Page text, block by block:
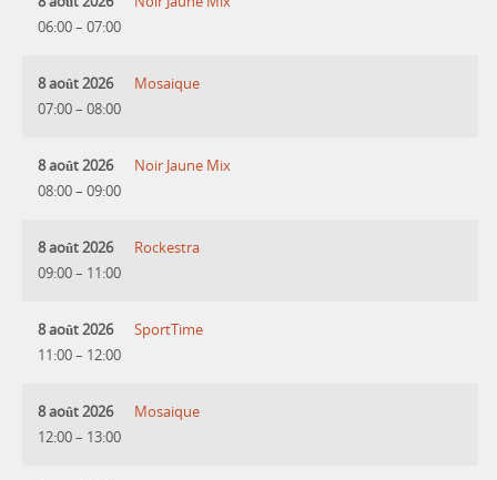
06:00– 07:00
8 août 2026
07:00– 08:00
Mosaique
8 août 2026
08:00– 09:00
Noir Jaune Mix
8 août 2026
09:00– 11:00
Rockestra
8 août 2026
11:00– 12:00
SportTime
8 août 2026
12:00– 13:00
Mosaique